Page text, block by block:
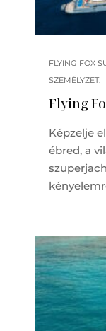
Flying
FLYING FOX
SZEMÉLYZET.
Képzelje
ébred, a